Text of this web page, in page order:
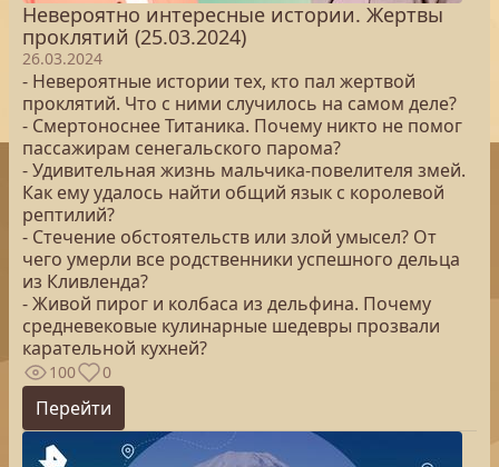
Невероятно интересные истории. Жертвы
проклятий (25.03.2024)
26.03.2024
- Невероятные истории тех, кто пал жертвой
проклятий. Что с ними случилось на самом деле?
- Смертоноснее Титаника. Почему никто не помог
пассажирам сенегальского парома?
- Удивительная жизнь мальчика-повелителя змей.
Как ему удалось найти общий язык с королевой
рептилий?
- Стечение обстоятельств или злой умысел? От
чего умерли все родственники успешного дельца
из Кливленда?
- Живой пирог и колбаса из дельфина. Почему
средневековые кулинарные шедевры прозвали
карательной кухней?
100 0
Перейти